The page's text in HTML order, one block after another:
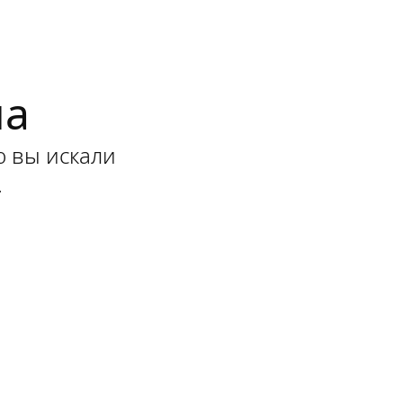
вы искали